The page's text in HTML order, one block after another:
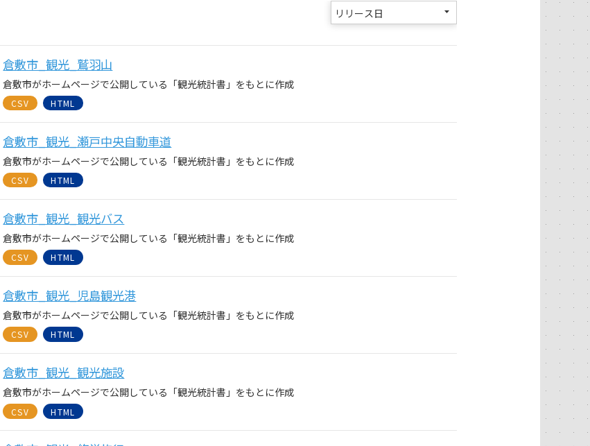
倉敷市_観光_鷲羽山
倉敷市がホームページで公開している「観光統計書」をもとに作成
CSV HTML
倉敷市_観光_瀬戸中央自動車道
倉敷市がホームページで公開している「観光統計書」をもとに作成
CSV HTML
倉敷市_観光_観光バス
倉敷市がホームページで公開している「観光統計書」をもとに作成
CSV HTML
倉敷市_観光_児島観光港
倉敷市がホームページで公開している「観光統計書」をもとに作成
CSV HTML
倉敷市_観光_観光施設
倉敷市がホームページで公開している「観光統計書」をもとに作成
CSV HTML